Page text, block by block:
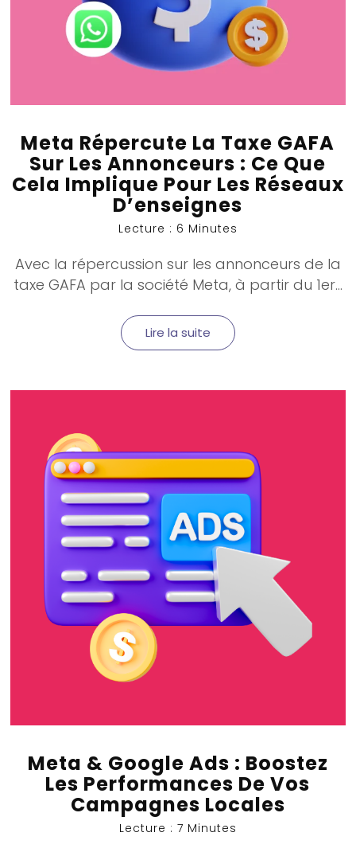
Meta Répercute La Taxe GAFA
Sur Les Annonceurs : Ce Que
Cela Implique Pour Les Réseaux
D’enseignes
Lecture : 6 Minutes
Avec la répercussion sur les annonceurs de la
taxe GAFA par la société Meta, à partir du 1er...
Lire la suite
Meta & Google Ads : Boostez
Les Performances De Vos
Campagnes Locales
Lecture : 7 Minutes